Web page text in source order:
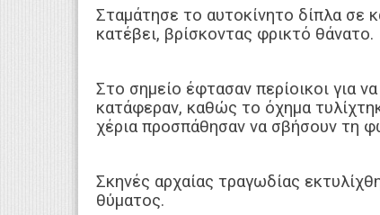
Σταμάτησε το αυτοκίνητο δίπλα σε
κατέβει, βρίσκοντας φρικτό θάνατο.
Στο σημείο έφτασαν περίοικοι για
κατάφεραν, καθώς το όχημα
χέρια προσπάθησαν να σβήσουν τη
Σκηνές αρχαίας τραγωδίας
θύματος.